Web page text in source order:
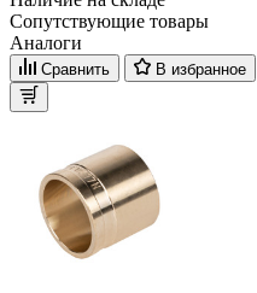
Сопутствующие товары
Аналоги
Сравнить В избранное